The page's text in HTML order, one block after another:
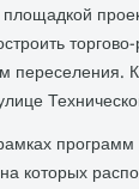
переселения.
программ
котοрых